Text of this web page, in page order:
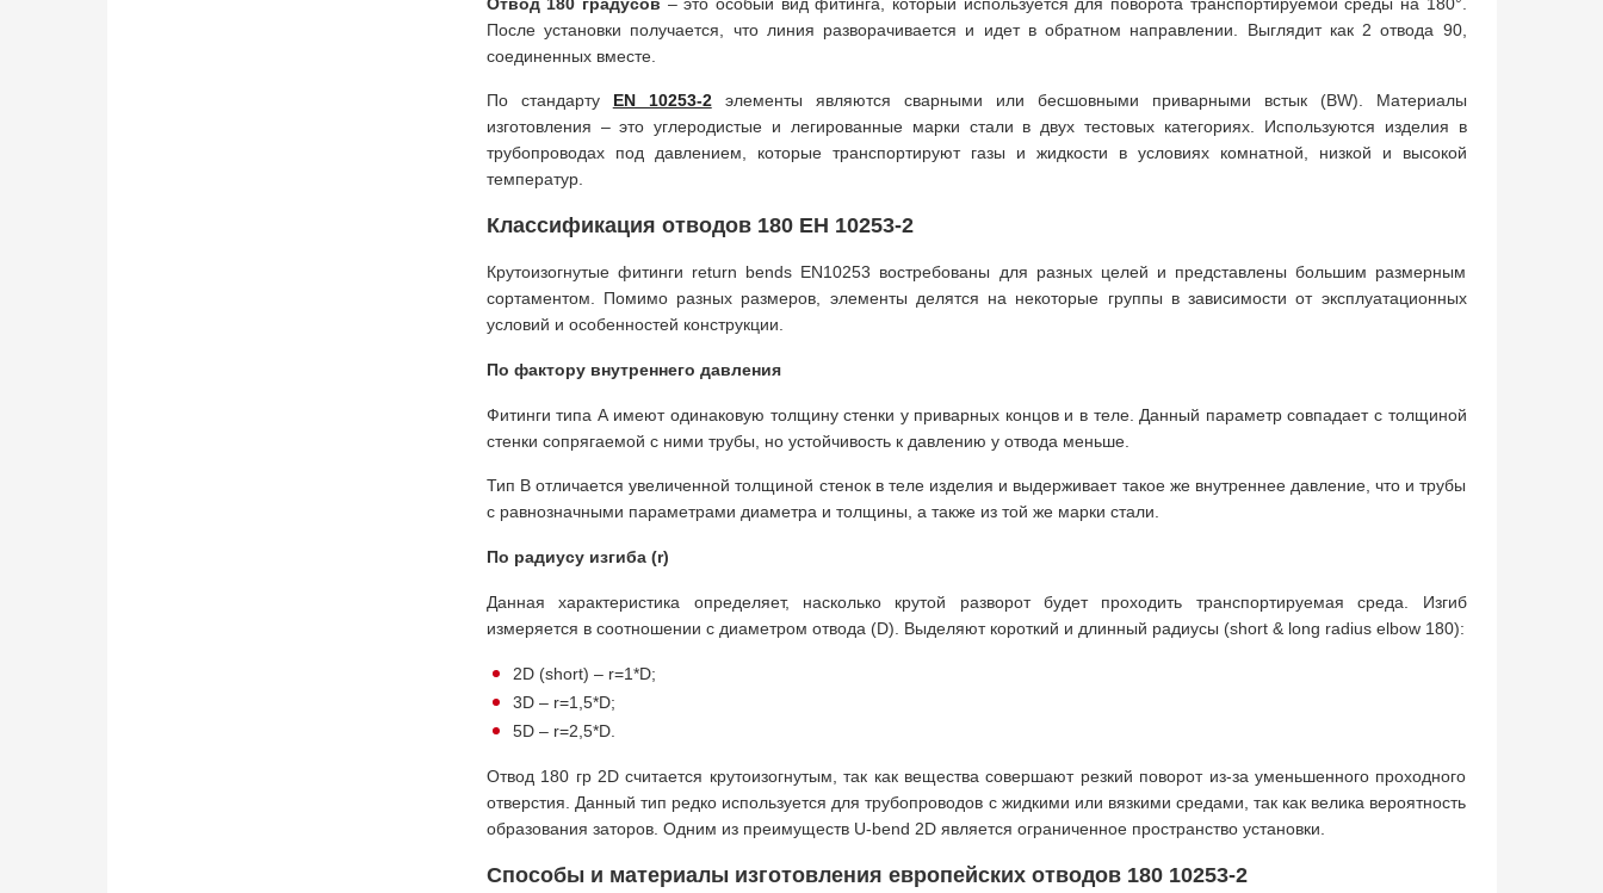
После установки получается, что линия разворачивается и идет в обратном направлении. Выглядит как 2 отвода 90,
соединенных вместе.
По стандарту EN 10253-2
элементы являются сварными или бесшовными приварными встык (BW). Материалы
изготовления – это углеродистые и легированные марки стали в двух тестовых категориях. Используются изделия в
трубопроводах под давлением, которые транспортируют газы и жидкости в условиях комнатной, низкой и высокой
температур.
Классификация отводов 180 ЕН 10253-2
Крутоизогнутые фитинги return bends EN10253 востребованы для разных целей и представлены большим размерным
сортаментом. Помимо разных размеров, элементы делятся на некоторые группы в зависимости от эксплуатационных
условий и особенностей конструкции.
По фактору внутреннего давления
Фитинги типа А имеют одинаковую толщину стенки у приварных концов и в теле. Данный параметр совпадает с толщиной
стенки сопрягаемой с ними трубы, но устойчивость к давлению у отвода меньше.
Тип B отличается увеличенной толщиной стенок в теле изделия и выдерживает такое же внутреннее давление, что и трубы
с равнозначными параметрами диаметра и толщины, а также из той же марки стали.
По радиусу изгиба (r)
Данная характеристика определяет, насколько крутой разворот будет проходить транспортируемая среда. Изгиб
измеряется в соотношении с диаметром отвода (D). Выделяют короткий и длинный радиусы (short & long radius elbow 180):
2D (short) – r=1*D;
3D – r=1,5*D;
5D – r=2,5*D.
Отвод 180 гр 2D считается крутоизогнутым, так как вещества совершают резкий поворот из-за уменьшенного проходного
отверстия. Данный тип редко используется для трубопроводов с жидкими или вязкими средами, так как велика вероятность
образования заторов. Одним из преимуществ U-bend 2D является ограниченное пространство установки.
Способы и материалы изготовления европейских отводов 180 10253-2